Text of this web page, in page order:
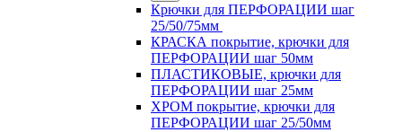
Крючки для ПЕРФОРАЦИИ шаг
25/50/75мм
КРАСКА покрытие, крючки для
ПЕРФОРАЦИИ шаг 50мм
ПЛАСТИКОВЫЕ, крючки для
ПЕРФОРАЦИИ шаг 25мм
ХРОМ покрытие, крючки для
ПЕРФОРАЦИИ шаг 25/50мм